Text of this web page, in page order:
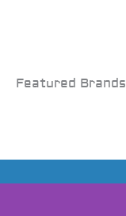
Featured Brands